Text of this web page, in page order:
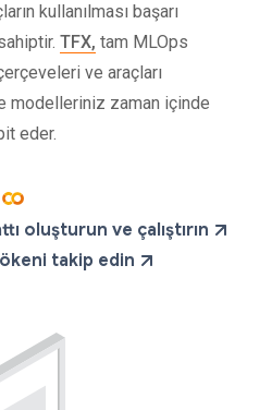
kullanılması başarı
TFX, tam MLOps
ve araçları
modelleriniz zaman içinde
eder.
oluşturun ve çalıştırın
takip edin